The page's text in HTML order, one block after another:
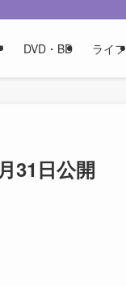
DVD・BD ライフ
31日公開